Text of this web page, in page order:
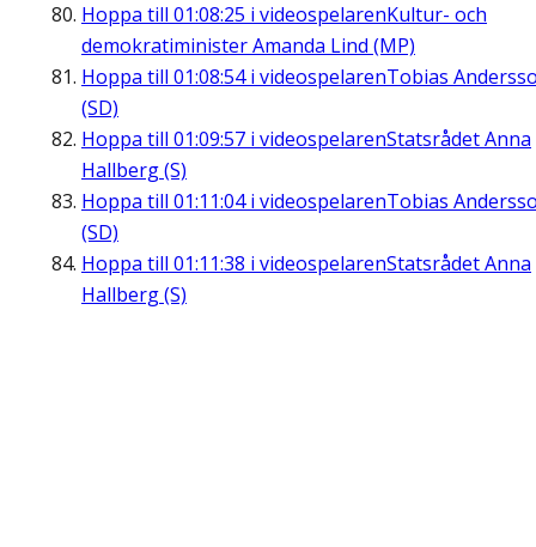
Hoppa till 01:08:25 i videospelarenKultur- och
demokratiminister Amanda Lind (MP)
Hoppa till 01:08:54i videospelarenTobias
(SD)
Hoppa till 01:09:57 i videospelarenStatsrådet Anna
Hallberg (S)
Hoppa till 01:11:04i videospelarenTobias
(SD)
Hoppa till 01:11:38 i videospelarenStatsrådet Anna
Hallberg (S)